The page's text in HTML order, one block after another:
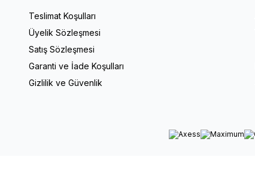
Teslimat Koşulları
Üyelik Sözleşmesi
Satış Sözleşmesi
Garanti ve İade Koşulları
Gizlilik ve Güvenlik